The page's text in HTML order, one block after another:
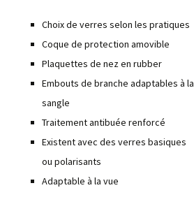
Choix de verres selon les pratiques
Coque de protection amovible
Plaquettes de nez en rubber
Embouts de branche adaptables à la
sangle
Traitement antibuée renforcé
Existent avec des verres basiques
ou polarisants
Adaptable à la vue